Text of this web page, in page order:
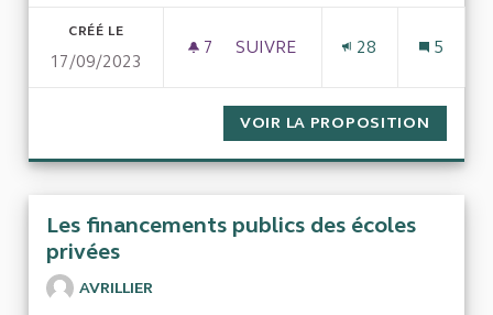
CRÉÉ LE
17/09/2023
7 7 ABONNÉS
SUIVRE
28 5
VOIR LA PROPOSITION
Les financements publics des écoles
privées
AVRILLIER